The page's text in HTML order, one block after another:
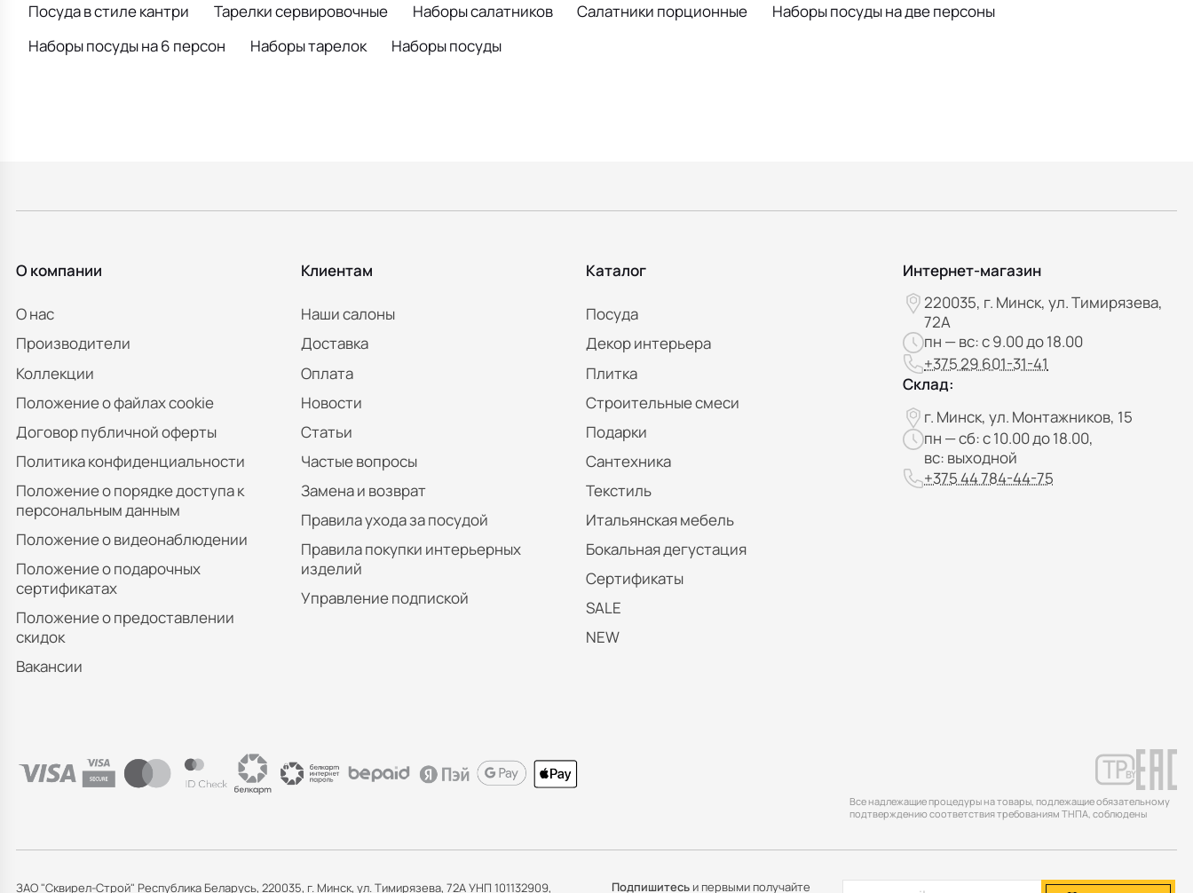
Посуда в стиле кантри
Тарелки сервировочные Наборы салатников Салатники порционные
Наборы посуды на две персоны
Наборы посуды на 6 персон
Наборы тарелок Наборы посуды
О компании
О нас
Производители
Коллекции
Положение о файлах cookie
Договор публичной оферты
Политика конфиденциальности
Положение о порядке доступа к
персональным данным
Положение о видеонаблюдении
Положение о подарочных
сертификатах
Положение о предоставлении
скидок
Вакансии
Клиентам
Наши салоны
Доставка
Оплата
Новости
Статьи
Частые вопросы
Замена и возврат
Правила ухода за посудой
Правила покупки интерьерных
изделий
Управление подпиской
Каталог
Посуда
Декор интерьера
Плитка
Строительные смеси
Подарки
Сантехника
Текстиль
Итальянская мебель
Бокальная дегустация
Сертификаты
SALE
NEW
Интернет-магазин
220035, г. Минск, ул. Тимирязева,
72А
пн — вс: с 9.00 до 18.00
+375 29 601-31-41
Склад:
г. Минск, ул. Монтажников, 15
пн — сб: с 10.00 до 18.00,
вс: выходной
+375 44 784-44-75
Все надлежащие процедуры на товары, подлежащие обязательному
подтверждению соответствия требованиям ТНПА, соблюдены
ЗАО "Сквирел-Строй" Республика Беларусь, 220035, г. Минск, ул. Тимирязева, 72А УНП 101132909, Подпишитесьи первыми получайте